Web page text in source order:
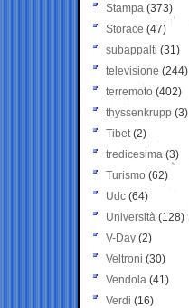
Stampa (373)
Storace (47)
subappalti (31)
televisione(244)
terremoto (402)
thyssenkrupp (3)
Tibet(2)
tredicesima (3)
Turismo (62)
Udc (64)
Università (128)
V-Day (2)
Veltroni (30)
Vendola (41)
Verdi (16)